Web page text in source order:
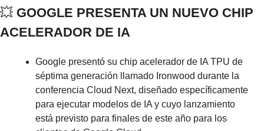
💥 GOOGLE PRESENTA UN NUEVO CHIP
ACELERADOR DE IA
Google presentó su chip acelerador de IA TPU de
séptima generación llamado Ironwood durante la
conferencia Cloud Next, diseñado específicamente
para ejecutar modelos de IA y cuyo lanzamiento
está previsto para finales de este año para los